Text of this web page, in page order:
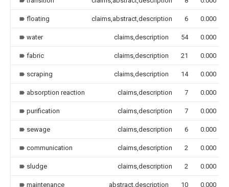
floating claims,abstract,description 6 0.000
water claims,description 54 0.000
fabric claims,description 21 0.000
scraping claims,description 14 0.000
absorption reaction claims,description 7 0.000
purification claims,description 7 0.000
sewage claims,description 6 0.000
communication claims,description 2 0.000
sludge claims,description 2 0.000
maintenance abstract,description 10 0.000